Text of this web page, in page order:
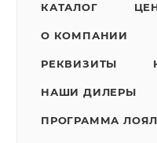
КАТАЛОГ
О КОМПАНИИ
РЕКВИЗИТЫ
НАШИ ДИЛЕРЫ
ПРОГРАММА